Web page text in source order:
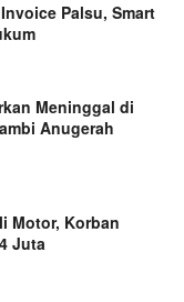
Palsu, Smart
Meninggal di
Anugerah
Motor, Korban
Juta